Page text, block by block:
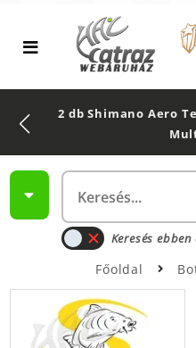
2 db Shimano Aero
Keresés
Főoldal